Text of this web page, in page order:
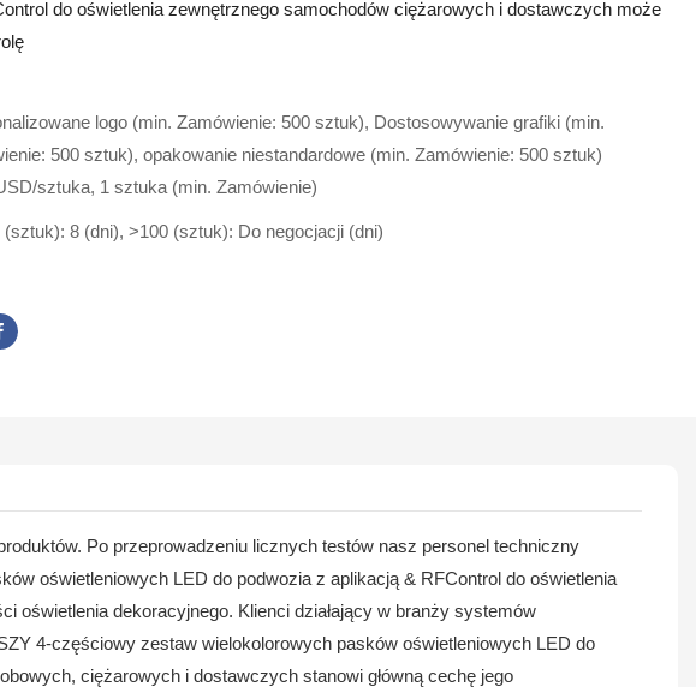
do oświetlenia zewnętrznego samochodów ciężarowych i dostawczych może
logo (min. Zamówienie: 500 sztuk), Dostosowywanie grafiki (min.
500 sztuk), opakowanie niestandardowe (min. Zamówienie: 500 sztuk)
sztuka, 1 sztuka (min. Zamówienie)
(sztuk): 8 (dni), >100 (sztuk): Do negocjacji (dni)
Po przeprowadzeniu licznych testów nasz personel techniczny
oświetleniowych LED do podwozia z aplikacją & RFControl do oświetlenia
oświetlenia dekoracyjnego. Klienci działający w branży systemów
4-częściowy zestaw wielokolorowych pasków oświetleniowych LED do
ciężarowych i dostawczych stanowi główną cechę jego